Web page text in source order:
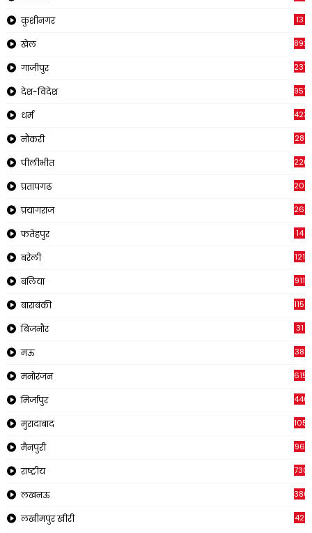
कुशीनगर 13
खेल 892
गाजीपुर 237
देश-विदेश 957
धर्म 423
नौकरी 28
पीलीभीत
प्रतापगढ 2011
प्रयागराज 269
फतेहपुर 14
बरेली 121
बलिया 911
बाराबंकी 1150
बिजनौर 31
मऊ 38
मनोरंजन 615
मिर्जापुर 440
मुरादाबाद 1056
मैनपुरी 96
राष्ट्रीय
लखनऊ
लखीमपुर खीरी 42